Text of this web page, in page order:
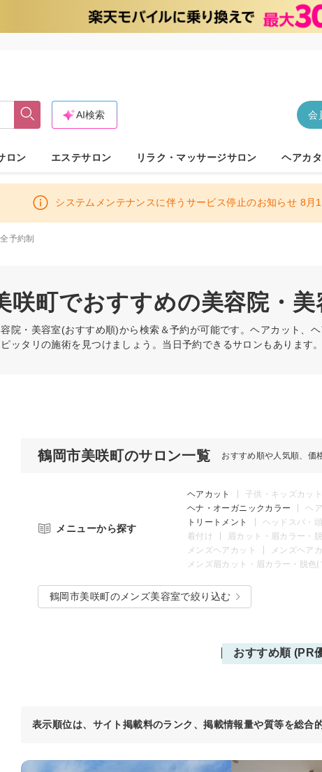
会
AI検索
ロン エステサロン リラク・マッサージサロン ヘアカ
システムメンテナンスに伴うサービス停止のお知らせ 8
予約制
咲町でおすすめの美容院・美
院・美容室(おすすめ順)から検索＆予約が可能です。ヘアカット、
ッタリの施術を見つけましょう。当日予約できるサロンもあります。
鶴岡市美咲町のサロン一覧 おすすめ順や人気順、価
メニューから探す
ヘアカット 子供・キッズカット
ヘナ・オーガニックカラー
ヘ
トリートメント
ヘッドスパ・
着付け
眉カット・眉カラー・
メンズヘアカット
メンズヘア
メンズ眉カット・眉カラー・脱色(
鶴岡市美咲町のメンズ美容室で絞り込む
おすすめ順 (PR
表示順位は、サイト掲載料のランク、掲載情報量や質等を総合